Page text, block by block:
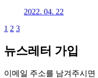
2022. 04. 22
1 2 3
뉴스레터 가입
이메일 주소를 남겨주시면